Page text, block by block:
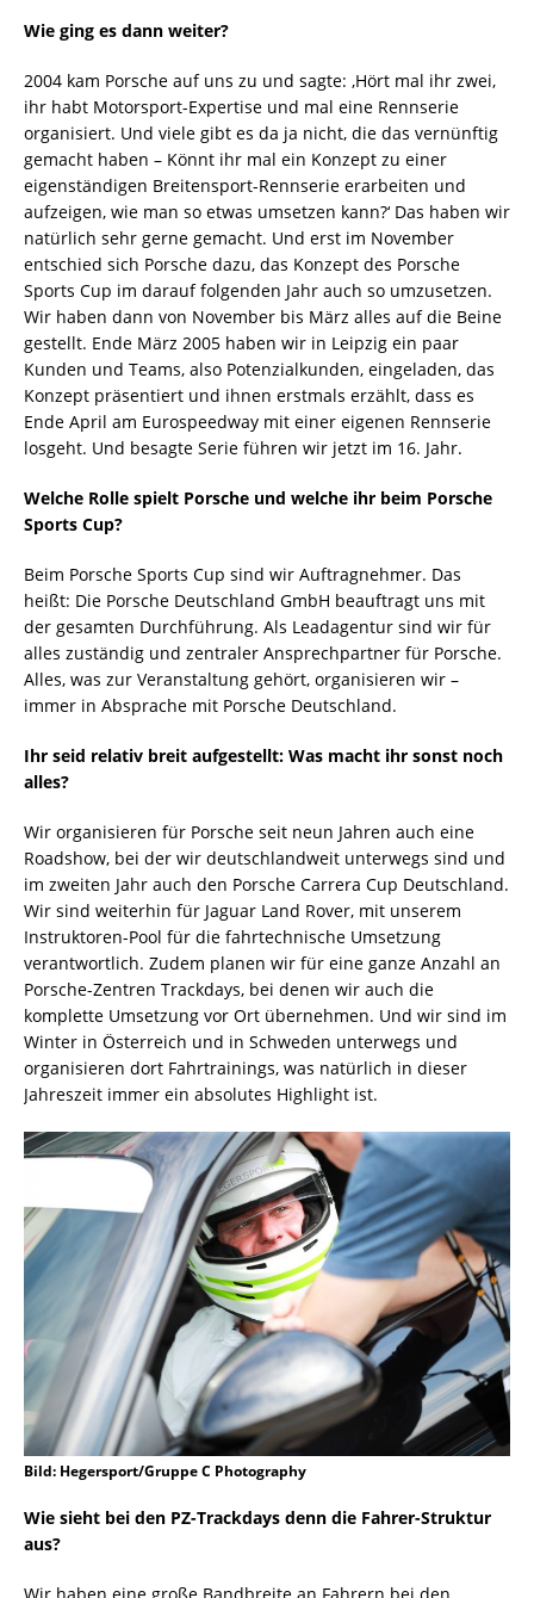
Wie ging es dann weiter?
2004 kam Porsche auf uns zu und sagte: ‚Hört mal ihr zwei,
ihr habt Motorsport-Expertise und mal eine Rennserie
organisiert. Und viele gibt es da ja nicht, die das vernünftig
gemacht haben – Könnt ihr mal ein Konzept zu einer
eigenständigen Breitensport-Rennserie erarbeiten und
aufzeigen, wie man so etwas umsetzen kann?‘ Das haben wir
natürlich sehr gerne gemacht. Und erst im November
entschied sich Porsche dazu, das Konzept des Porsche
Sports Cup im darauf folgenden Jahr auch so umzusetzen.
Wir haben dann von November bis März alles auf die Beine
gestellt. Ende März 2005 haben wir in Leipzig ein paar
Kunden und Teams, also Potenzialkunden, eingeladen, das
Konzept präsentiert und ihnen erstmals erzählt, dass es
Ende April am Eurospeedway mit einer eigenen Rennserie
losgeht. Und besagte Serie führen wir jetzt im 16. Jahr.
Welche Rolle spielt Porsche und welche ihr beim Porsche
Sports Cup?
Beim Porsche Sports Cup sind wir Auftragnehmer. Das
heißt: Die Porsche Deutschland GmbH beauftragt uns mit
der gesamten Durchführung. Als Leadagentur sind wir für
alles zuständig und zentraler Ansprechpartner für Porsche.
Alles, was zur Veranstaltung gehört, organisieren wir –
immer in Absprache mit Porsche Deutschland.
Ihr seid relativ breit aufgestellt: Was macht ihr sonst noch
alles?
Wir organisieren für Porsche seit neun Jahren auch eine
Roadshow, bei der wir deutschlandweit unterwegs sind und
im zweiten Jahr auch den Porsche Carrera Cup Deutschland.
Wir sind weiterhin für Jaguar Land Rover, mit unserem
Instruktoren-Pool für die fahrtechnische Umsetzung
verantwortlich. Zudem planen wir für eine ganze Anzahl an
Porsche-Zentren Trackdays, bei denen wir auch die
komplette Umsetzung vor Ort übernehmen. Und wir sind im
Winter in Österreich und in Schweden unterwegs und
organisieren dort Fahrtrainings, was natürlich in dieser
Jahreszeit immer ein absolutes Highlight ist.
Bild: Hegersport/Gruppe C Photography
Wie sieht bei den PZ-Trackdays denn die Fahrer-Struktur
aus?